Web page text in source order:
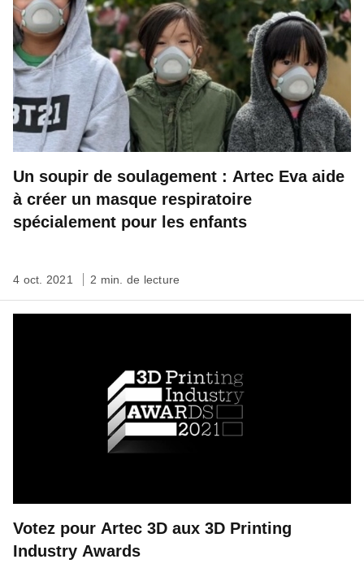
Un soupir de soulagement : Artec Eva aide
à créer un masque respiratoire
spécialement pour les enfants
4 oct. 2021 2 min. de lecture
Votez pour Artec 3D aux 3D Printing
Industry Awards